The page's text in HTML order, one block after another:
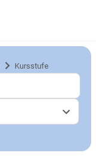
Kursstufe